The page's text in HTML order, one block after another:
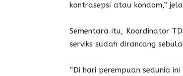
kontrasepsi atau kondom,”
Sementara itu, Koordinator
serviks sudah dirancang
“Di hari perempuan sedunia